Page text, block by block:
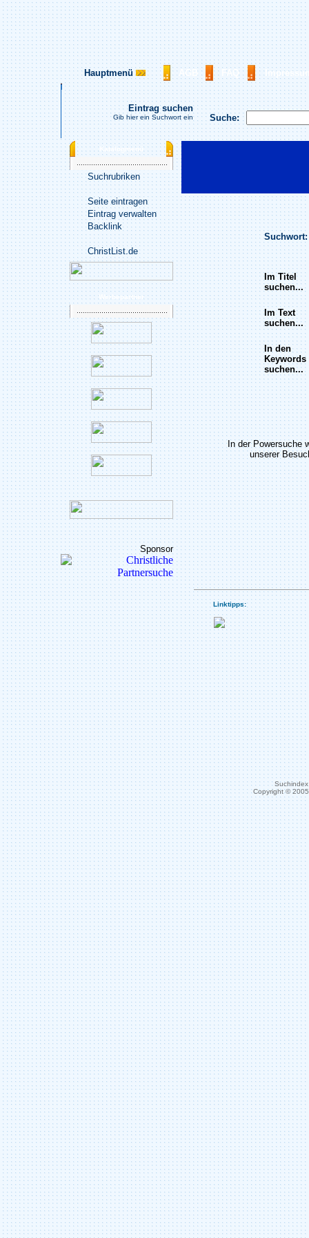
Hauptmenü AGB FAQ
Suche:
Eintrag suchen
Gib hier ein Suchwort ein
Katalogmenü
Suchrubriken
Seite eintragen
Eintrag verwalten
Backlink
ChristList.de
Werbepartner
Sponsor
Suchwort:
Im Titel
suchen...
Im Text
suchen...
In den
Keywords
suchen...
In der Powersuche
unserer
Linktipps:
Copyright ©